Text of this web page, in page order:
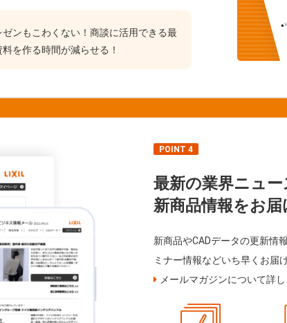
ンもこわくない！商談に活用できる最
を作る時間が減らせる！
POINT 4
最新の業界ニュー
新商品情報をお届
新商品やCADデータの更新情
ミナー情報などいち早くお届
メールマガジンについて詳